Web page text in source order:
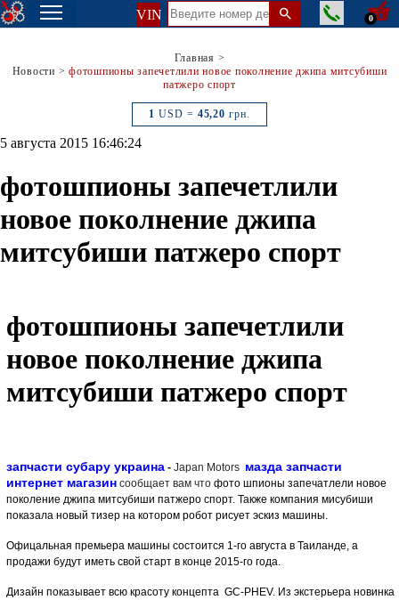
VIN 0
Главная >
Новости >фотошпионы запечетлили новое поколнение джипа митсубиши
патжеро спорт
1 USD = 45,20 грн.
5 августа 2015 16:46:24
фотошпионы запечетлили
новое поколнение джипа
митсубиши патжеро спорт
фотошпионы запечетлили
новое поколнение джипа
митсубиши патжеро спорт
запчасти субару украина - Japan Motors мазда запчасти
интернет магазин сообщает вам что фото шпионы запечатлели новое
поколение джипа митсубиши патжеро спорт. Также компания мисубиши
показала новый тизер на котором робот рисует эскиз машины.
Офицальная премьера машины состоится 1-го августа в Таиланде, а
продажи будут иметь свой старт в конце 2015-го года.
Дизайн показывает всю красоту концепта GC-PHEV. Из экстерьера новинка